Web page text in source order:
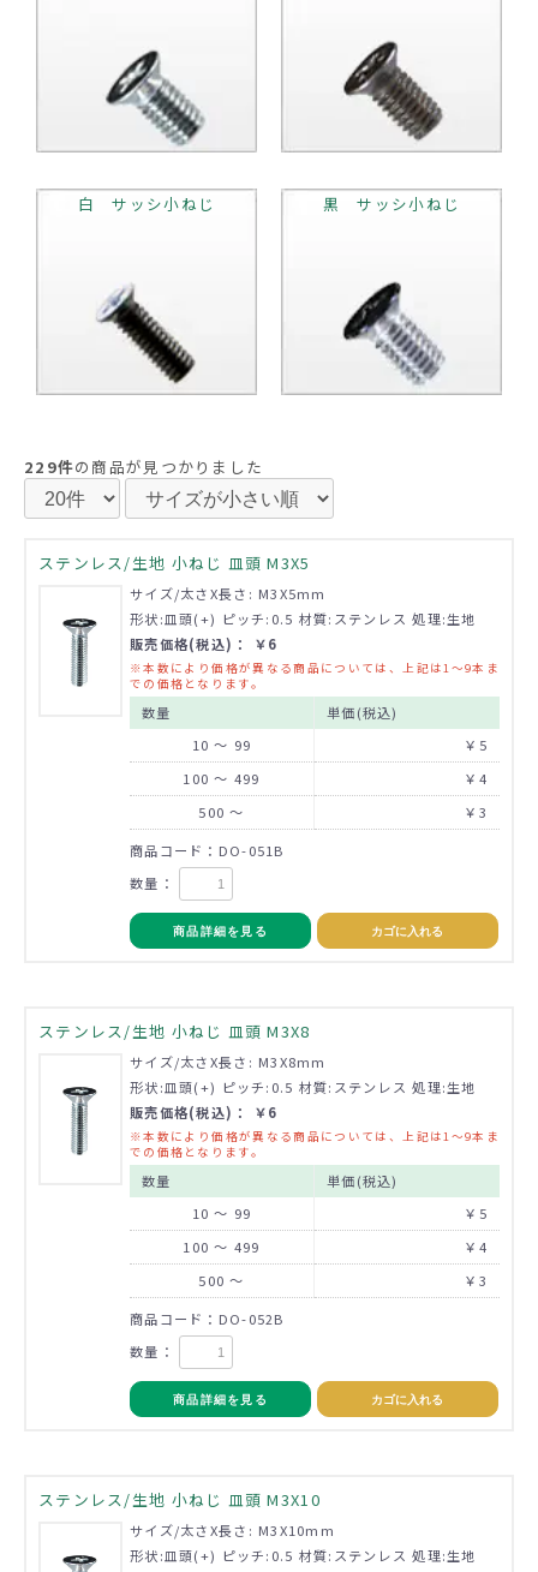
白 サッシ小ねじ 黒 サッシ小ねじ
229件の商品が見つかりました
ステンレス/生地 小ねじ 皿頭 M3X5
サイズ/太さX長さ: M3X5mm
形状:皿頭(+) ピッチ:0.5 材質:ステンレス 処理:生地
販売価格(税込)： ￥6
※本数により価格が異なる商品については、上記は1～9本ま
での価格となります。
数量
単価(税込)
10 ～ 99
￥5
100 ～ 499
￥4
500 ～
￥3
商品コード：DO-051B
数量：
商品詳細を見る カゴに入れる
ステンレス/生地 小ねじ 皿頭 M3X8
サイズ/太さX長さ: M3X8mm
形状:皿頭(+) ピッチ:0.5 材質:ステンレス 処理:生地
販売価格(税込)： ￥6
※本数により価格が異なる商品については、上記は1～9本ま
での価格となります。
数量
単価(税込)
10 ～ 99
￥5
100 ～ 499
￥4
500 ～
￥3
商品コード：DO-052B
数量：
商品詳細を見る カゴに入れる
ステンレス/生地 小ねじ 皿頭 M3X10
サイズ/太さX長さ: M3X10mm
形状:皿頭(+) ピッチ:0.5 材質:ステンレス 処理:生地